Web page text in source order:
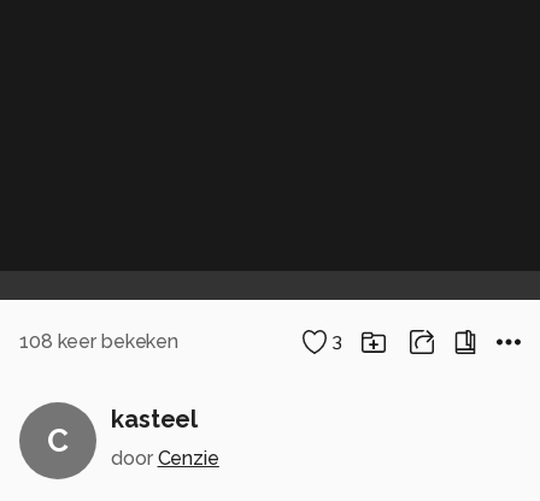
108 keer bekeken 3
C
kasteel
door Cenzie